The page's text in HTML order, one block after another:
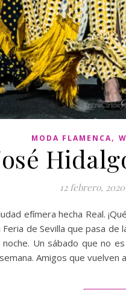
MODA FLAMENCA,
12 febrero, 2020
efímera hecha Real.
de Sevilla que pasa
Un sábado que no
Amigos que vuelven